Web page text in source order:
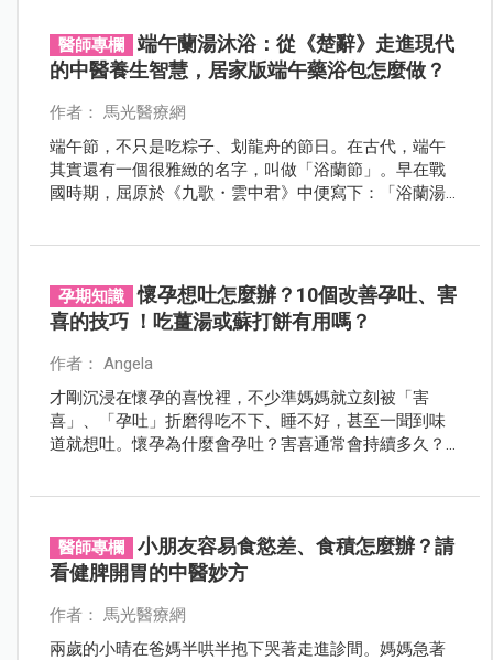
醫師專欄
端午蘭湯沐浴：從《楚辭》走進現代
的中醫養生智慧，居家版端午藥浴包怎麼做？
作者： 馬光醫療網
端午節，不只是吃粽子、划龍舟的節日。在古代，端午
其實還有一個很雅緻的名字，叫做「浴蘭節」。早在戰
國時期，屈原於《九歌・雲中君》中便寫下：「浴蘭湯
孕期知識
懷孕想吐怎麼辦？10個改善孕吐、害
喜的技巧 ！吃薑湯或蘇打餅有用嗎？
作者： Angela
才剛沉浸在懷孕的喜悅裡，不少準媽媽就立刻被「害
喜」、「孕吐」折磨得吃不下、睡不好，甚至一聞到味
道就想吐。懷孕為什麼會孕吐？害喜通常會持續多久？
醫師專欄
小朋友容易食慾差、食積怎麼辦？請
看健脾開胃的中醫妙方
作者： 馬光醫療網
兩歲的小晴在爸媽半哄半抱下哭著走進診間。媽媽急著